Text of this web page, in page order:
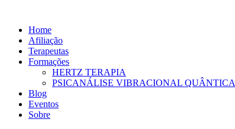
conteúdo
Home
Afiliação
Terapeutas
Formações
HERTZ TERAPIA
PSICANÁLISE VIBRACIONAL QUÂNTICA
Blog
Eventos
Sobre